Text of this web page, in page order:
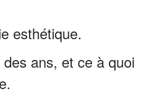
esthétique.
ans, et ce à quoi